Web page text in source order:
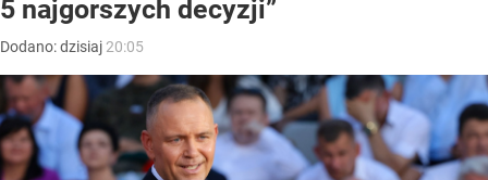
5 najgorszych decyzji”
Dodano:dzisiaj 20:05